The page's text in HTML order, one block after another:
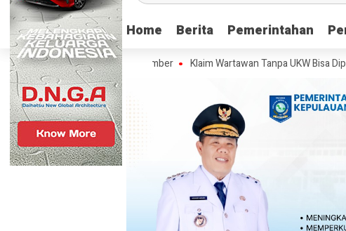
Home Berita Pemerintahan
Home Berita Pemerintahan
Ini Pengakuan Narasumber Klaim Wartawan Tanpa UKW Bisa Dipidana,